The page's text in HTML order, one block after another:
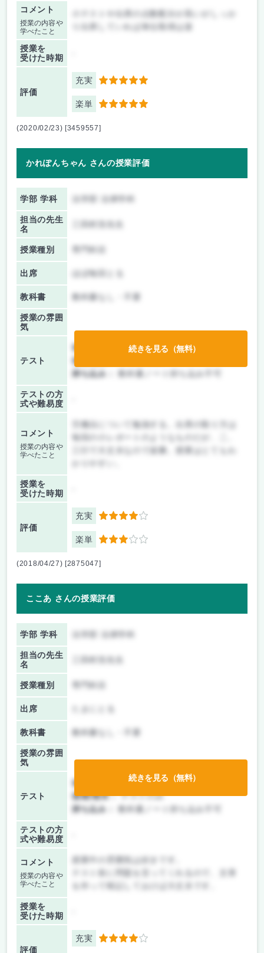
コメント
授業の内容や
学べたこと
授業を
受けた時期
評価
充実 5
楽単 5
(2020/02/23) [3459557]
かれぽんちゃん さんの授業評価
学部 学科
担当の先生
名
授業種別
出席 ほぼ毎回とる
教科書 教科書なし・不要
授業の雰囲
気
テスト
前期/中間：
テストのみ
後期/期末：
持ち込み：
教科書ノート持ち込み不可
テストの方
式や難易度
コメント
授業の内容や
学べたこと
労働法について勉強する。出席の取り方は
毎回の小レポートのようなものだが、二、
授業を
受けた時期
評価
充実 4
楽単 3
続きを見る（無料）
(2018/04/27) [2875047]
ここあ さんの授業評価
学部 学科
担当の先生
名
授業種別
出席
教科書 教科書なし・不要
授業の雰囲
気
テスト
前期/中間：
テストのみ
後期/期末：テストのみ
持ち込み：
教科書ノート持ち込み不可
テストの方
式や難易度
コメント
授業の内容や
学べたこと
授業を
受けた時期
評価
充実 4
続きを見る（無料）